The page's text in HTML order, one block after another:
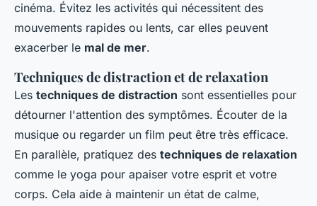
cinéma. Évitez les activités qui nécessitent des
mouvements rapides ou lents, car elles peuvent
exacerber le mal de mer.
Techniques de distraction et de relaxation
Les techniques de distraction sont essentielles pour
détourner l'attention des symptômes. Écouter de la
musique ou regarder un film peut être très efficace.
En parallèle, pratiquez des techniques de relaxation
comme le yoga pour apaiser votre esprit et votre
corps. Cela aide à maintenir un état de calme,